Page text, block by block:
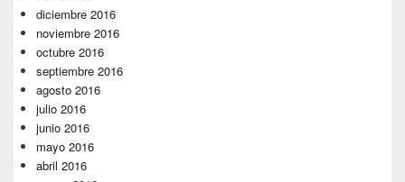
diciembre 2016
noviembre 2016
octubre 2016
septiembre 2016
agosto 2016
julio 2016
junio 2016
mayo 2016
abril 2016